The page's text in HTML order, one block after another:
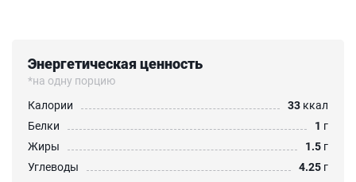
Энергетическая ценность
*на одну порцию
Калории
33 ккал
Белки
1 г
Жиры
1.5 г
Углеводы
4.25 г